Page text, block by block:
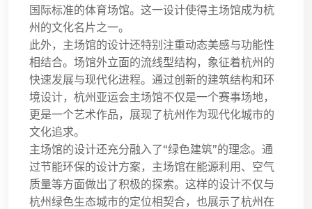
国际标准的体育场馆。这一设计使得主场馆成为杭
州的文化名片之一。
此外，主场馆的设计还特别注重动态美感与功能性
相结合。场馆外立面的流线型结构，象征着杭州的
快速发展与现代化进程。通过创新的建筑结构和环
境设计，杭州亚运会主场馆不仅是一个赛事场地，
更是一个艺术作品，展现了杭州作为现代化城市的
文化追求。
主场馆的设计还充分融入了“绿色建筑”的理念。通
过节能环保的设计方案，主场馆在能源利用、空气
质量等方面做出了积极的探索。这样的设计不仅与
杭州绿色生态城市的定位相契合，也展示了杭州在